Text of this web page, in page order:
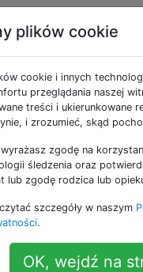
Android Tagi
o
plików cookie
cookie i innych
przeglądania naszej
treści i ukierunkowane
i zrozumieć, skąd
wyrażasz zgodę na
śledzenia oraz
lub zgodę rodzica lub
szczegóły w naszym
.
OK, wejdź na